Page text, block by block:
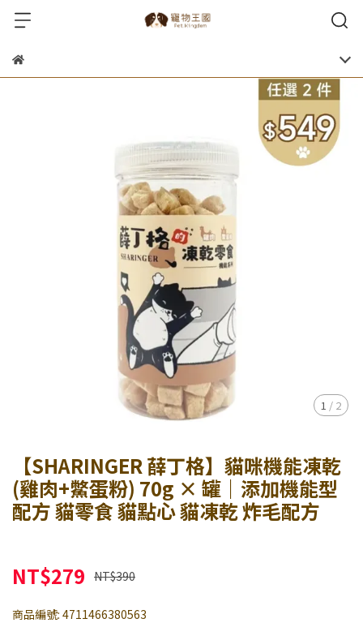
1 / 2
【SHARINGER 薛丁格】貓咪機能凍乾
(雞肉+鱉蛋粉) 70g × 罐｜添加機能型
配方 貓零食 貓點心 貓凍乾 炸毛配方
NT$279 NT$390
商品編號: 4711466380563